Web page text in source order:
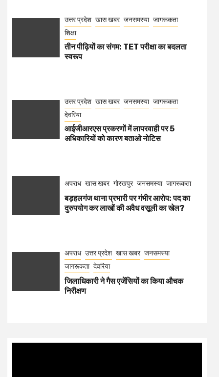
उत्तर प्रदेश खास खबर जनसमस्या जागरूकता
शिक्षा
तीन पीढ़ियों का संगम: TET परीक्षा का बदलता
स्वरूप
उत्तर प्रदेश खास खबर जनसमस्या जागरूकता
देवरिया
आईजीआरएस प्रकरणों में लापरवाही पर 5
अधिकारियों को कारण बताओ नोटिस
अपराध खास खबर गोरखपुर जनसमस्या जागरूकता
बड़हलगंज थाना प्रभारी पर गंभीर आरोप: पद का
दुरुपयोग कर लाखों की अवैध वसूली का खेल?
अपराध उत्तर प्रदेश खास खबर जनसमस्या
जागरूकता देवरिया
जिलाधिकारी ने गैस एजेंसियों का किया औचक
निरीक्षण